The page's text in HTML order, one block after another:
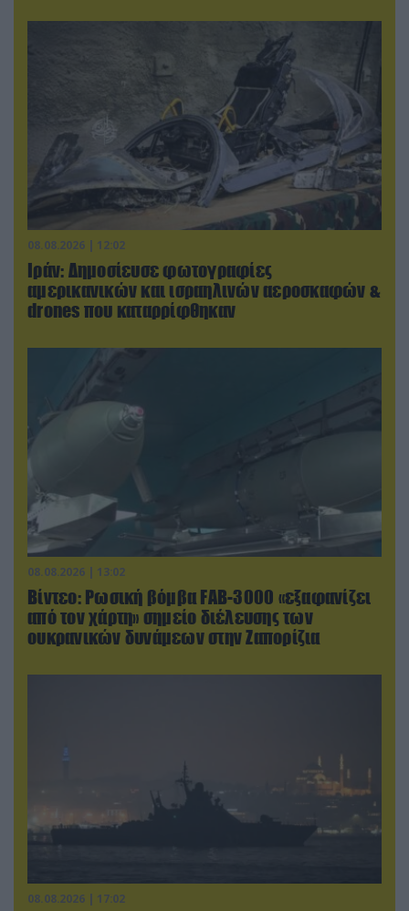
08.08.2026 | 12:02
Ιράν: Δημοσίευσε φωτογραφίες
αμερικανικών και ισραηλινών αεροσκαφών &
drones που καταρρίφθηκαν
08.08.2026 | 13:02
Βίντεο: Ρωσική βόμβα FAB-3000 «εξαφανίζει
από τον χάρτη» σημείο διέλευσης των
ουκρανικών δυνάμεων στην Ζαπορίζια
08.08.2026 | 17:02